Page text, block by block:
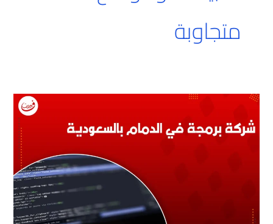
متجاوبة
شركة
برمجة
في
الدمام